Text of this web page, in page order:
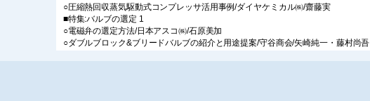
○圧縮熱回収蒸気駆動式コンプレッサ活用事例/ダイヤケミカル㈱/齋藤実
■特集:バルブの選定 1
○電磁弁の選定方法/日本アスコ㈱/石原美加
○ダブルブロック&ブリードバルブの紹介と用途提案/守谷商会/矢崎純一・藤村尚吾